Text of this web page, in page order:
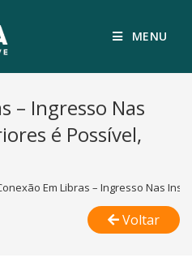
MENU
– Ingresso Nas
é Possível,
Em Libras – Ingresso Nas
Voltar